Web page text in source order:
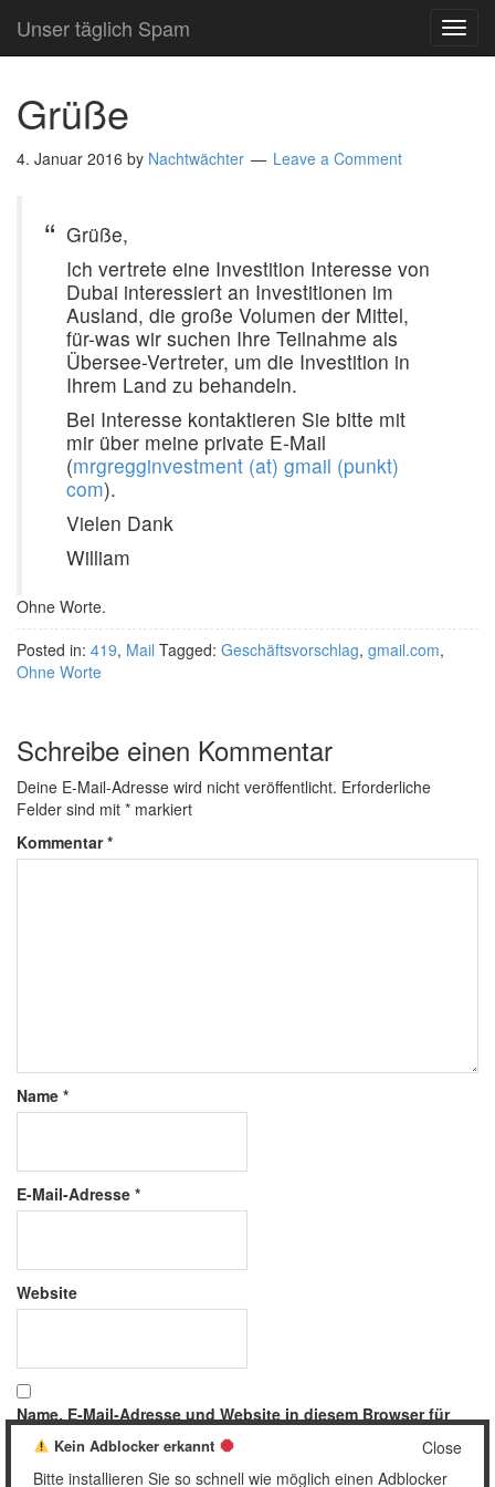
Unser täglich Spam
Grüße
4. Januar 2016 by Nachtwächter Leave a Comment
Grüße,
Ich vertrete eine Investition Interesse von
Dubai interessiert an Investitionen im
Ausland, die große Volumen der Mittel,
für-was wir suchen Ihre Teilnahme als
Übersee-Vertreter, um die Investition in
Ihrem Land zu behandeln.
Bei Interesse kontaktieren Sie bitte mit
mir über meine private E-Mail
(mrgregginvestment (at) gmail (punkt)
com).
Vielen Dank
William
Ohne Worte.
Posted in: 419, Mail Tagged: Geschäftsvorschlag, gmail.com,
Ohne Worte
Schreibe einen Kommentar
Deine E-Mail-Adresse wird nicht veröffentlicht. Erforderliche
Felder sind mit * markiert
Kommentar*
Name *
E-Mail-Adresse *
Website
Name, E-Mail-Adresse und Website in diesem Browser für
meinen nächsten Kommentar speichern.
Close
Kein Adblocker erkannt
Bitte installieren Sie so schnell wie möglich einen Adblocker